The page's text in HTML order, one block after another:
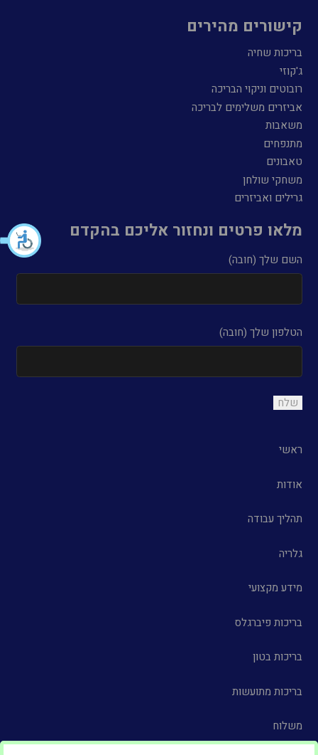
קישורים מהירים
בריכות שחיה
ג'קוזי
רובוטים וניקוי הבריכה
אביזרים משלימים לבריכה
משאבות
מתנפחים
טאבונים
משחקי שולחן
גרילים ואביזרים
מלאו פרטים ונחזור אליכם בהקדם
השם שלך (חובה)
הטלפון שלך (חובה)
ראשי
אודות
תהליך עבודה
גלריה
מידע מקצועי
בריכות פיברגלס
בריכות בטון
בריכות מתועשות
משלוח